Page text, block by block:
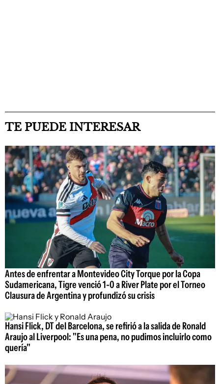
TE PUEDE INTERESAR
Antes de enfrentar a Montevideo City Torque por la Copa
Sudamericana, Tigre venció 1-0 a River Plate por el Torneo
Clausura de Argentina y profundizó su crisis
Hansi Flick, DT del Barcelona, se refirió a la salida de Ronald
Araujo al Liverpool: "Es una pena, no pudimos incluirlo como
quería"